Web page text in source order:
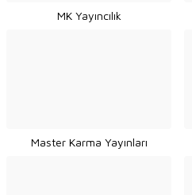
MK Yayıncılık
Master Karma Yayınları